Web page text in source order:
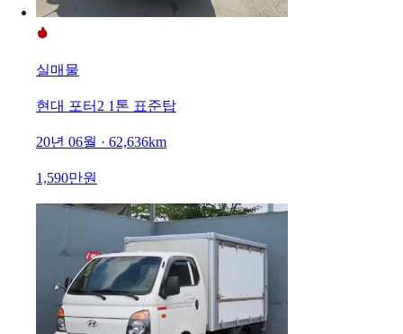
실매물
현대 포터2 1톤 표준탑
20년 06월 · 62,636km
1,590만원